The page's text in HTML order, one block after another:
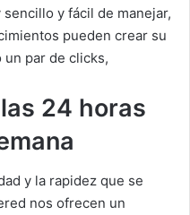
y fácil de manejar,
pueden crear su
par de clicks,
24 horas
y la rapidez que se
nos ofrecen un